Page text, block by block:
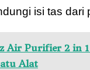
isi tas dari
Air Purifier 2 in
Alat